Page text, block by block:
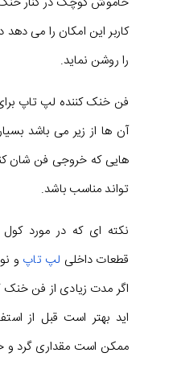
کاربر این امکان را می دهد
را روشن نماید.
فن خنک کننده لپ تاپ
آن ها از زیر می باشد
هایی که خروجی فن شان
تواند مناسب باشد.
نکته ای که در مورد
قطعات داخلی لپ تاپ و
اگر مدت زیادی از فن خنک
اید بهتر است قبل از
ممکن است مقداری گرد و